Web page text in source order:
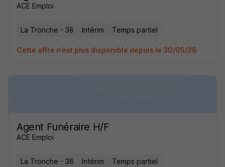
ACE Emploi
La Tronche - 38 Intérim Temps partiel
Cette offre n’est plus disponible depuis le 30/05/26
Agent Funéraire H/F
ACE Emploi
La Tronche - 38 Intérim Temps partiel